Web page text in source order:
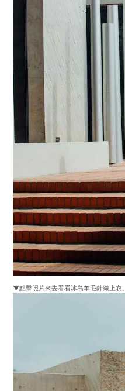
▼點擊照片來去看看冰島羊毛針織上衣。